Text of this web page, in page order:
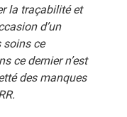
la traçabilité et
d’un
soins ce
ce dernier n’est
des manques